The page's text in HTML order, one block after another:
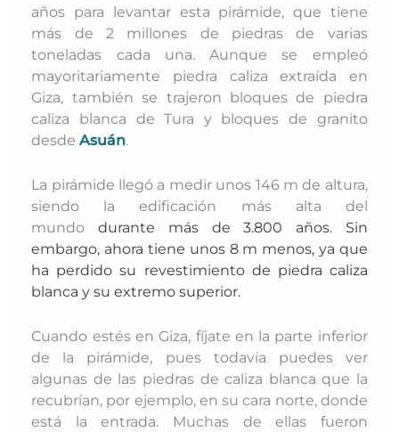
años para levantar esta pirámide, que tiene
más de 2 millones de piedras de varias
toneladas cada una. Aunque se empleó
mayoritariamente piedra caliza extraída en
Giza, también se trajeron bloques de piedra
caliza blanca de Tura y bloques de granito
desdeAsuán.
La pirámide llegó a medir unos 146 m de altura,
siendo la edificación más alta del
mundo durante más de 3.800 años. Sin
embargo, ahora tiene unos 8 m menos, ya que
ha perdido su revestimiento de piedra caliza
blanca y su extremo superior.
Cuando estés en Giza, fíjate en la parte inferior
de la pirámide, pues todavía puedes ver
algunas de las piedras de caliza blanca que la
recubrían, por ejemplo, en su cara norte, donde
está la entrada. Muchas de ellas fueron